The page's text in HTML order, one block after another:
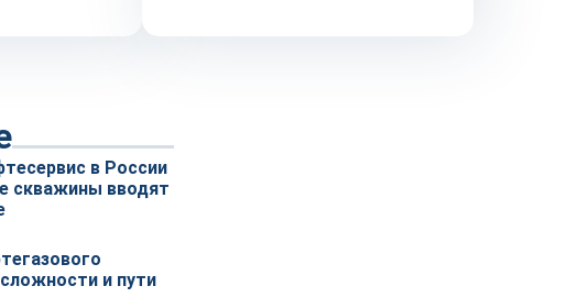
в России
скважины вводят
и пути